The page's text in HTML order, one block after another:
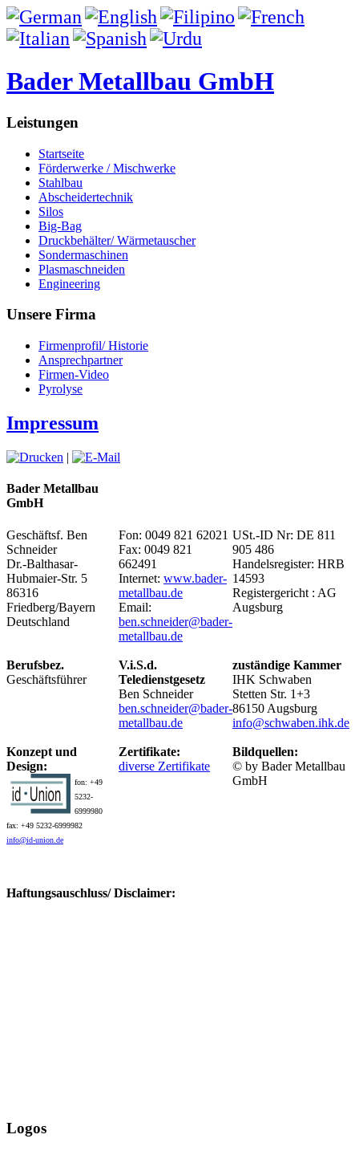
Bader Metallbau GmbH
Leistungen
Startseite
Förderwerke / Mischwerke
Stahlbau
Abscheidertechnik
Silos
Big-Bag
Druckbehälter/ Wärmetauscher
Sondermaschinen
Plasmaschneiden
Engineering
Unsere Firma
Firmenprofil/ Historie
Ansprechpartner
Firmen-Video
Pyrolyse
Impressum
|
Bader Metallbau
GmbH
Geschäftsf. Ben
Schneider
Dr.-Balthasar-
Hubmaier-Str. 5
86316
Friedberg/Bayern
Deutschland
Fon: 0049 821 62021
Fax: 0049 821
662491
Internet: www.bader-
metallbau.de
Email:
ben.schneider@bader-
metallbau.de
USt.-ID Nr: DE 811
905 486
Handelsregister: HRB
14593
Registergericht : AG
Augsburg
Berufsbez.
Geschäftsführer
V.i.S.d.
Teledienstgesetz
Ben Schneider
ben.schneider@bader-
metallbau.de
zuständige Kammer
IHK Schwaben
Stetten Str. 1+3
86150 Augsburg
info@schwaben.ihk.de
Konzept und
Design:
fon: +49
5232-
6999980
fax: +49 5232-6999982
info@id-union.de
Zertifikate:
diverse Zertifikate
Bildquellen:
© by Bader Metallbau
GmbH
Haftungsauschluss/ Disclaimer:
Logos